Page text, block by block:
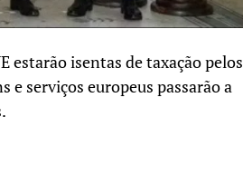
estarão isentas de taxação pelos
e serviços europeus passarão a